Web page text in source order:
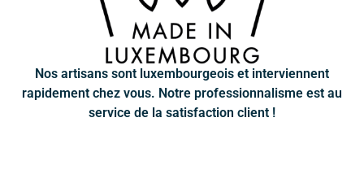
Nos artisans sont luxembourgeois et interviennent
rapidement chez vous. Notre professionnalisme est au
service de la satisfaction client !